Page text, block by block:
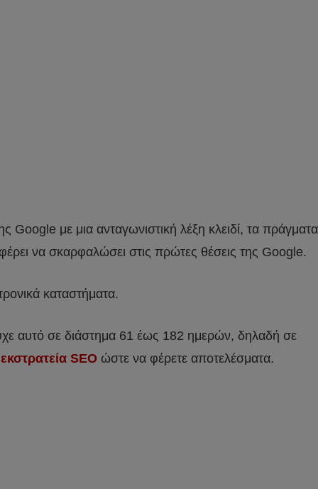
Google με μια ανταγωνιστική λέξη κλειδί, τα πράγματα
να σκαρφαλώσει στις πρώτες θέσεις της Google.
καταστήματα.
αυτό σε διάστημα 61 έως 182 ημερών, δηλαδή σε
εκστρατεία SEO ώστε να φέρετε αποτελέσματα.